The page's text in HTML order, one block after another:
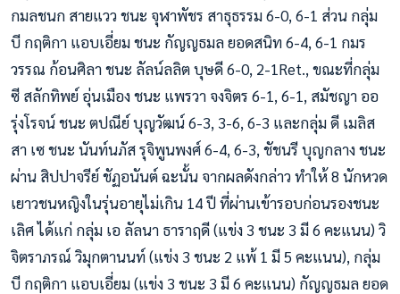
กมลชนก สายแวว ชนะ จุฬาพัชร สาธุธรรม 6-0, 6-1 ส่วน กลุ่ม
บี กฤติกา แอบเอี่ยม ชนะ กัญญธมล ยอดสนิท 6-4, 6-1 กมร
วรรณ ก้อนศิลา ชนะ ลัลน์ลลิต บุษดี 6-0, 2-1Ret., ขณะที่กลุ่ม
ซี สลักทิพย์ อุ่นเมือง ชนะ แพรวา จงจิตร 6-1, 6-1, สมัชญา ออ
รุ่งโรจน์ ชนะ ตปณีย์ บุญวัฒน์ 6-3, 3-6, 6-3 และกลุ่ม ดี เมลิส
สา เซ ชนะ นันท์นภัส รุจิพูนพงศ์ 6-4, 6-3, ชัชนรี บุญกลาง ชนะ
ผ่าน สิปปาจรีย์ ชัฏอนันต์ ฉะนั้น จากผลดังกล่าว ทำให้ 8 นักหวด
เยาวชนหญิงในรุ่นอายุไม่เกิน 14 ปี ที่ผ่านเข้ารอบก่อนรองชนะ
เลิศ ได้แก่ กลุ่ม เอ ลัลนา ธาราฤดี (แข่ง 3 ชนะ 3 มี 6 คะแนน) วิ
จิตราภรณ์ วิมุกตานนท์ (แข่ง 3 ชนะ 2 แพ้ 1 มี 5 คะแนน), กลุ่ม
บี กฤติกา แอบเอี่ยม (แข่ง 3 ชนะ 3 มี 6 คะแนน) กัญญธมล ยอด